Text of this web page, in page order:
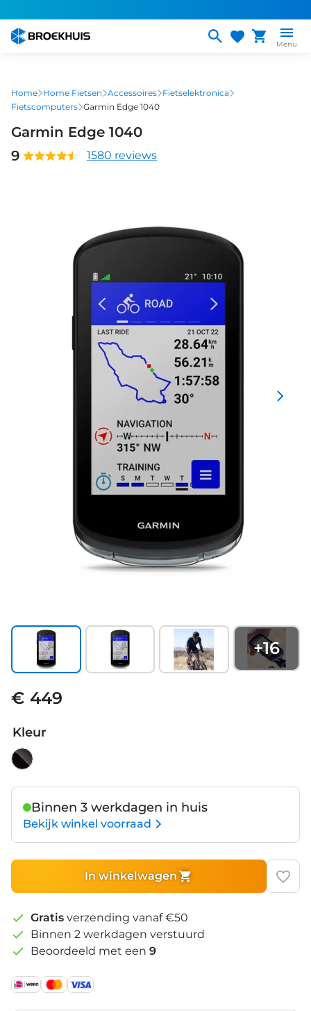
naar
gaan
Menu
Home Home Fietsen Accessoires Fietselektronica
Fietscomputers Garmin Edge 1040
Garmin Edge 1040
9
1580 reviews
+16
€ 449
Kleur
Binnen 3 werkdagen in huis
Bekijk winkel voorraad
In winkelwagen
Gratis verzending vanaf €50
Binnen 2 werkdagen verstuurd
Beoordeeld met een 9